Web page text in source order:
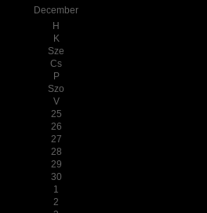
December
H
K
Sze
Cs
P
Szo
V
25
26
27
28
29
30
1
2